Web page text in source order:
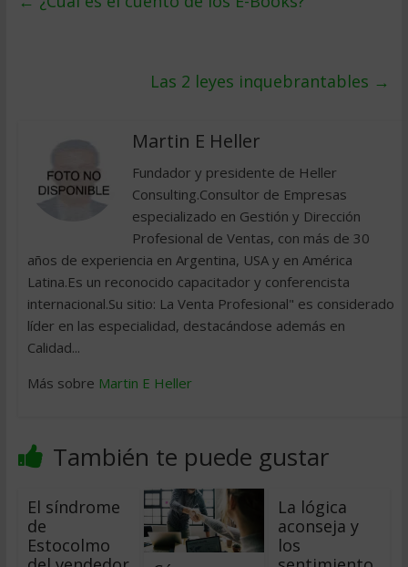
Las 2 leyes inquebrantables →
Martin E Heller
Fundador y presidente de Heller
Consulting.Consultor de Empresas
especializado en Gestión y Dirección
Profesional de Ventas, con más de 30
años de experiencia en Argentina, USA y en América
Latina.Es un reconocido capacitador y conferencista
internacional.Su sitio: La Venta Profesional" es considerado
líder en las especialidad, destacándose además en
Calidad...
Más sobre Martin E Heller
También te puede gustar
El síndrome
de
Estocolmo
La lógica
aconseja y
los